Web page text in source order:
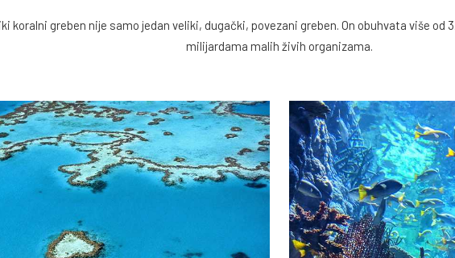
koralni greben nije samo jedan veliki, dugački, povezani greben. On obuhvata više od
milijardama malih živih organizama.